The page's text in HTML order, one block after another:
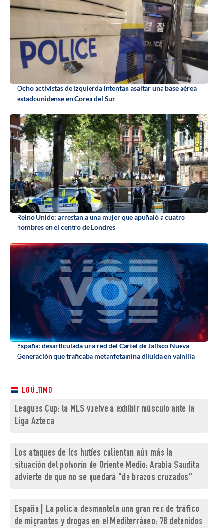
Ocho activistas de izquierda intentan asaltar una base aérea
estadounidense en Corea del Sur
Reino Unido: arrestan a una mujer que apuñaló a cuatro
hombres en el centro de Londres
España: desarticulada una red del Cartel de Jalisco Nueva
Generación que traficaba metanfetamina diluida en vainilla
LO ÚLTIMO
Leagues Cup: la MLS vuelve a exhibir músculo ante la
Liga Azteca
Los ataques de los hutíes calientan aún más la
situación del polvorín de Oriente Medio: Arabia Saudita
advierte de que no se quedará "de brazos cruzados"
España | La policía desmantela una gran red de tráfico
de migrantes y drogas en el Mediterráneo: 78 detenidos